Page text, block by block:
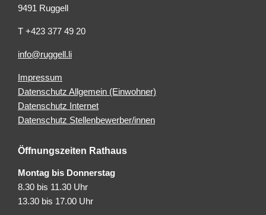
9491 Ruggell
T +423 377 49 20
info@ruggell.li
Impressum
Datenschutz Allgemein (Einwohner)
Datenschutz Internet
Datenschutz Stellenbewerber/innen
Öffnungszeiten Rathaus
Montag bis Donnerstag
8.30 bis 11.30 Uhr
13.30 bis 17.00 Uhr